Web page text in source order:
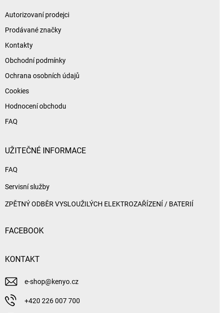
Autorizovaní prodejci
Prodávané značky
Kontakty
Obchodní podmínky
Ochrana osobních údajů
Cookies
Hodnocení obchodu
FAQ
UŽITEČNÉ INFORMACE
FAQ
Servisní služby
ZPĚTNÝ ODBĚR VYSLOUŽILÝCH ELEKTROZAŘÍZENÍ / BATERIÍ
FACEBOOK
KONTAKT
e-shop@kenyo.cz
+420 226 007 700